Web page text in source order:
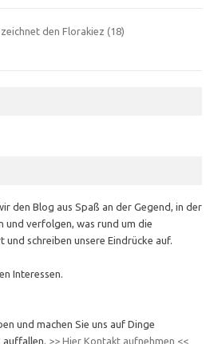
den Florakiez (18)
den Blog aus Spaß an der Gegend, in der
und verfolgen, was rund um die
schreiben unsere Eindrücke auf.
Interessen.
und machen Sie uns auf Dinge
auffallen. >> Hier Kontakt aufnehmen <<